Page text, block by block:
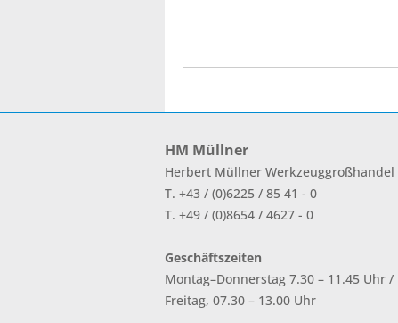
HM Müllner
Herbert Müllner Werkzeuggroßhandel
T. +43 / (0)6225 / 85 41 - 0
T. +49 / (0)8654 / 4627 - 0
Geschäftszeiten
Montag–Donnerstag 7.30 – 11.45 Uhr /
Freitag, 07.30 – 13.00 Uhr